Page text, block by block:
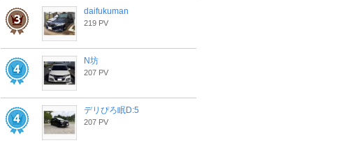
daifukuman
219 PV
N坊
207 PV
デリぴろ眠D:5
207 PV